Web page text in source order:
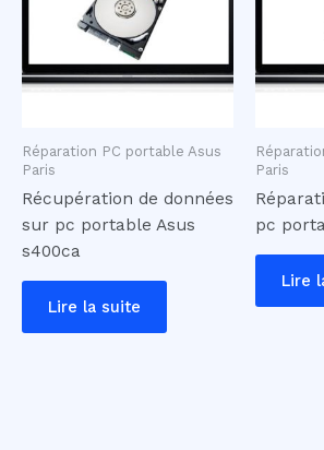
Réparation PC portable Asus
Paris
Récupération de données
sur pc portable Asus
s400ca
Lire la suite
Paris
pc
Lire